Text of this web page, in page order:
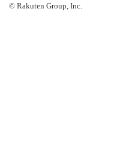
© Rakuten Group, Inc.